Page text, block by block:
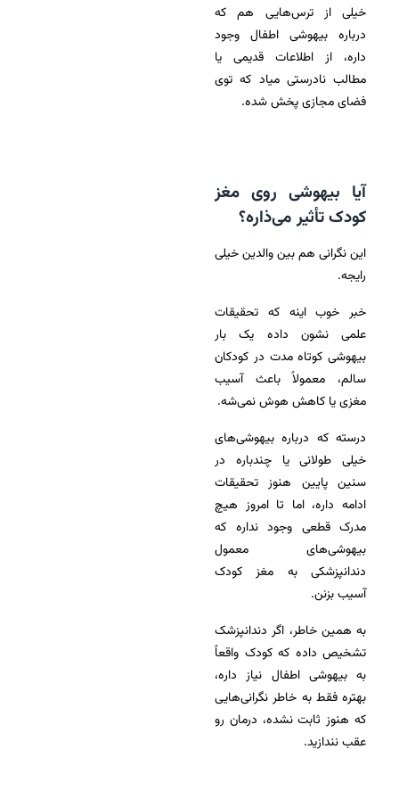
خیلی از ترس‌هایی هم که
درباره بیهوشی اطفال وجود
داره، از اطلاعات قدیمی یا
مطالب نادرستی میاد که توی
فضای مجازی پخش شده.
آیا بیهوشی روی مغز
کودک تأثیر می‌ذاره؟
این نگرانی هم بین والدین خیلی
رایجه.
خبر خوب اینه که تحقیقات
علمی نشون داده یک بار
بیهوشی کوتاه مدت در کودکان
سالم، معمولاً باعث آسیب
مغزی یا کاهش هوش نمی‌شه.
درسته که درباره بیهوشی‌های
خیلی طولانی یا چندباره در
سنین پایین هنوز تحقیقات
ادامه داره، اما تا امروز هیچ
مدرک قطعی وجود نداره که
بیهوشی‌های معمول
دندانپزشکی به مغز کودک
آسیب بزنن.
به همین خاطر، اگر دندانپزشک
تشخیص داده که کودک واقعاً
به بیهوشی اطفال نیاز داره،
بهتره فقط به خاطر نگرانی‌هایی
که هنوز ثابت نشده، درمان رو
عقب نندازید.